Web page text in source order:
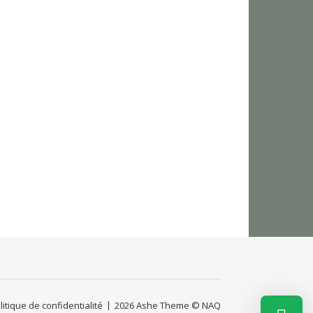
2026 Ashe Theme © NAQ
de confidentialité